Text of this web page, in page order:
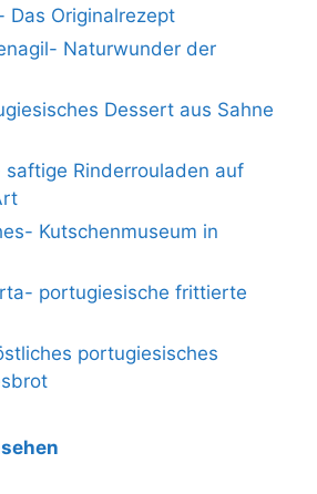
Das Originalrezept
Naturwunder der
Dessert aus Sahne
Rinderrouladen auf
Kutschenmuseum in
portugiesische frittierte
portugiesisches